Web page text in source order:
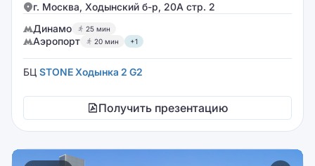
г. Москва, Ходынский б-р, 20А стр. 2
Динамо
25 мин
Аэропорт 20 мин +1
БЦ STONE Ходынка 2 G2
Получить презентацию